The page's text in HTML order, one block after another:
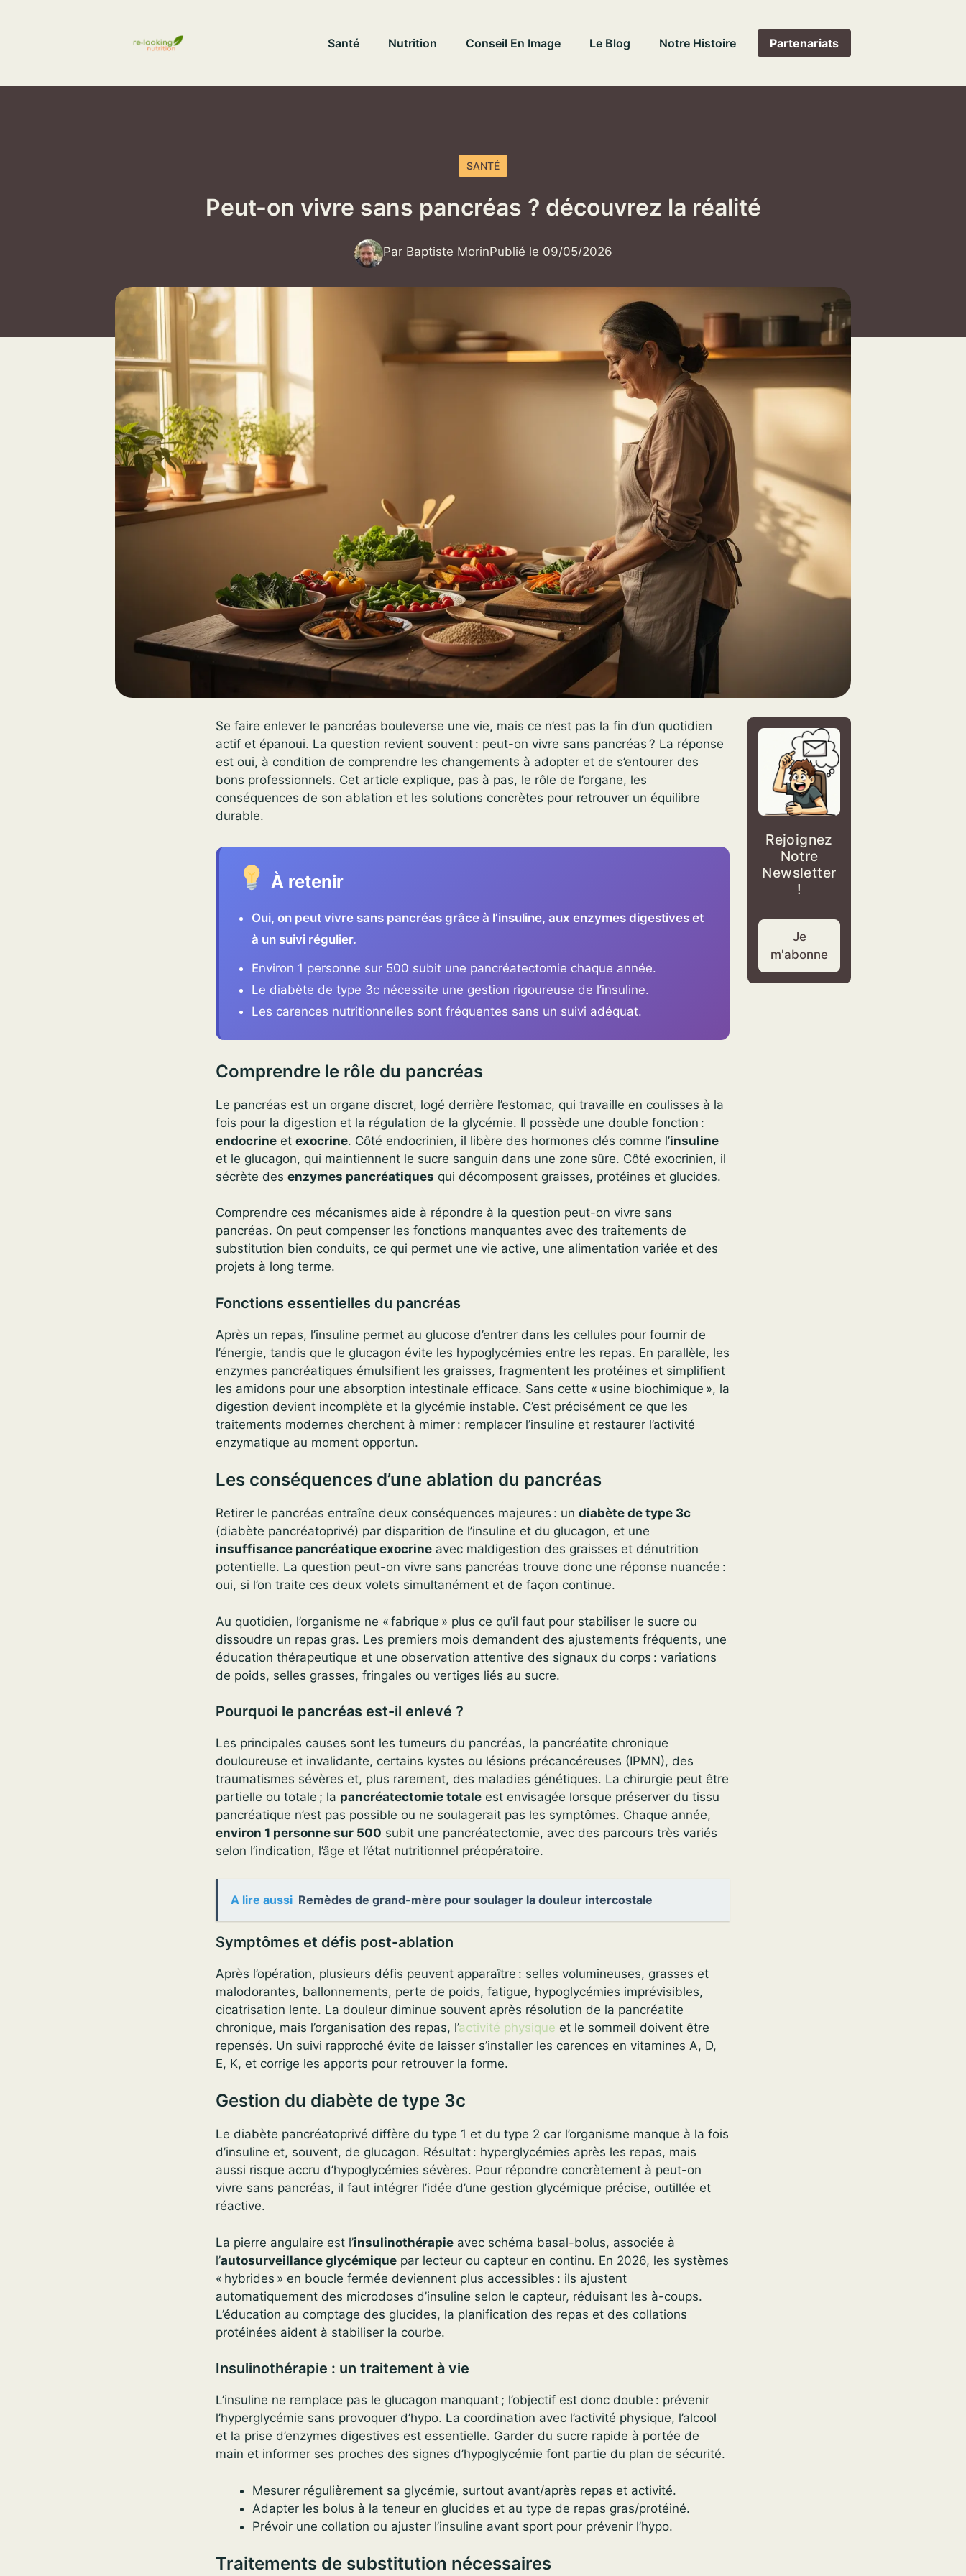
Santé Nutrition Conseil En Image Le Blog Notre Histoire Partenariats
SANTÉ
Peut-on vivre sans pancréas ? découvrez la réalité
Par Baptiste MorinPublié le 09/05/2026
Se faire enlever le pancréas bouleverse une vie, mais ce n’est pas la fin d’un quotidien
actif et épanoui. La question revient souvent : peut-on vivre sans pancréas ? La réponse
est oui, à condition de comprendre les changements à adopter et de s’entourer des
bons professionnels. Cet article explique, pas à pas, le rôle de l’organe, les
conséquences de son ablation et les solutions concrètes pour retrouver un équilibre
durable.
À retenir
Oui, on peut vivre sans pancréas grâce à l’insuline, aux enzymes digestives et
à un suivi régulier.
Environ 1 personne sur 500 subit une pancréatectomie chaque année.
Le diabète de type 3c nécessite une gestion rigoureuse de l’insuline.
Les carences nutritionnelles sont fréquentes sans un suivi adéquat.
Comprendre le rôle du pancréas
Le pancréas est un organe discret, logé derrière l’estomac, qui travaille en coulisses à la
fois pour la digestion et la régulation de la glycémie. Il possède une double fonction :
endocrine et exocrine. Côté endocrinien, il libère des hormones clés comme l’insuline
et le glucagon, qui maintiennent le sucre sanguin dans une zone sûre. Côté exocrinien, il
sécrète des enzymes pancréatiques qui décomposent graisses, protéines et glucides.
Comprendre ces mécanismes aide à répondre à la question peut-on vivre sans
pancréas. On peut compenser les fonctions manquantes avec des traitements de
substitution bien conduits, ce qui permet une vie active, une alimentation variée et des
projets à long terme.
Fonctions essentielles du pancréas
Après un repas, l’insuline permet au glucose d’entrer dans les cellules pour fournir de
l’énergie, tandis que le glucagon évite les hypoglycémies entre les repas. En parallèle, les
enzymes pancréatiques émulsifient les graisses, fragmentent les protéines et simplifient
les amidons pour une absorption intestinale efficace. Sans cette « usine biochimique », la
digestion devient incomplète et la glycémie instable. C’est précisément ce que les
traitements modernes cherchent à mimer : remplacer l’insuline et restaurer l’activité
enzymatique au moment opportun.
Les conséquences d’une ablation du pancréas
Retirer le pancréas entraîne deux conséquences majeures : un diabète de type 3c
(diabète pancréatoprivé) par disparition de l’insuline et du glucagon, et une
insuffisance pancréatique exocrine avec maldigestion des graisses et dénutrition
potentielle. La question peut-on vivre sans pancréas trouve donc une réponse nuancée :
oui, si l’on traite ces deux volets simultanément et de façon continue.
Au quotidien, l’organisme ne « fabrique » plus ce qu’il faut pour stabiliser le sucre ou
dissoudre un repas gras. Les premiers mois demandent des ajustements fréquents, une
éducation thérapeutique et une observation attentive des signaux du corps : variations
de poids, selles grasses, fringales ou vertiges liés au sucre.
Pourquoi le pancréas est-il enlevé ?
Les principales causes sont les tumeurs du pancréas, la pancréatite chronique
douloureuse et invalidante, certains kystes ou lésions précancéreuses (IPMN), des
traumatismes sévères et, plus rarement, des maladies génétiques. La chirurgie peut être
partielle ou totale ; la pancréatectomie totale est envisagée lorsque préserver du tissu
pancréatique n’est pas possible ou ne soulagerait pas les symptômes. Chaque année,
environ 1 personne sur 500 subit une pancréatectomie, avec des parcours très variés
selon l’indication, l’âge et l’état nutritionnel préopératoire.
A lire aussi Remèdes de grand-mère pour soulager la douleur intercostale
Symptômes et défis post-ablation
Après l’opération, plusieurs défis peuvent apparaître : selles volumineuses, grasses et
malodorantes, ballonnements, perte de poids, fatigue, hypoglycémies imprévisibles,
cicatrisation lente. La douleur diminue souvent après résolution de la pancréatite
chronique, mais l’organisation des repas, l’activité physique et le sommeil doivent être
repensés. Un suivi rapproché évite de laisser s’installer les carences en vitamines A, D,
E, K, et corrige les apports pour retrouver la forme.
Gestion du diabète de type 3c
Le diabète pancréatoprivé diffère du type 1 et du type 2 car l’organisme manque à la fois
d’insuline et, souvent, de glucagon. Résultat : hyperglycémies après les repas, mais
aussi risque accru d’hypoglycémies sévères. Pour répondre concrètement à peut-on
vivre sans pancréas, il faut intégrer l’idée d’une gestion glycémique précise, outillée et
réactive.
La pierre angulaire est l’insulinothérapie avec schéma basal-bolus, associée à
l’autosurveillance glycémique par lecteur ou capteur en continu. En 2026, les systèmes
« hybrides » en boucle fermée deviennent plus accessibles : ils ajustent
automatiquement des microdoses d’insuline selon le capteur, réduisant les à-coups.
L’éducation au comptage des glucides, la planification des repas et des collations
protéinées aident à stabiliser la courbe.
Insulinothérapie : un traitement à vie
L’insuline ne remplace pas le glucagon manquant ; l’objectif est donc double : prévenir
l’hyperglycémie sans provoquer d’hypo. La coordination avec l’activité physique, l’alcool
et la prise d’enzymes digestives est essentielle. Garder du sucre rapide à portée de
main et informer ses proches des signes d’hypoglycémie font partie du plan de sécurité.
Mesurer régulièrement sa glycémie, surtout avant/après repas et activité.
Adapter les bolus à la teneur en glucides et au type de repas gras/protéiné.
Prévoir une collation ou ajuster l’insuline avant sport pour prévenir l’hypo.
Traitements de substitution nécessaires
Rejoignez
Notre
Newsletter
!
Je
m'abonne